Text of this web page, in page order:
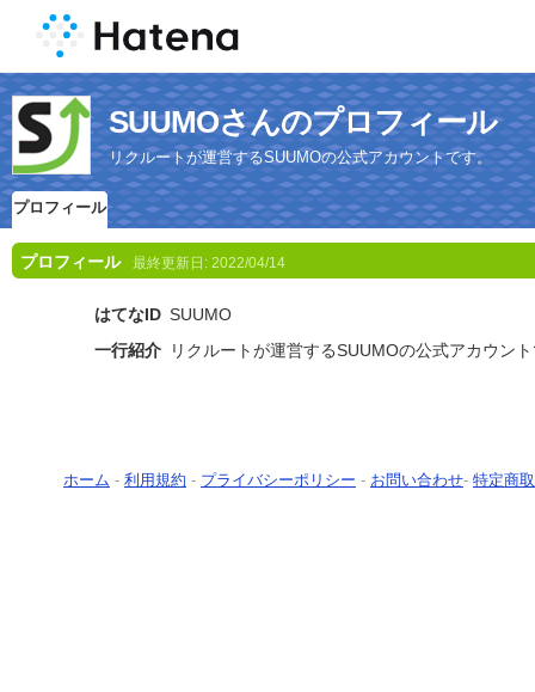
SUUMOさんのプロフィール
リクルートが運営するSUUMOの公式アカウントです。
プロフィール
プロフィール 最終更新日: 2022/04/14
はてなID SUUMO
一行紹介
リクルートが運営するSUUMOの公式アカウン
ホーム - 利用規約 - プライバシーポリシー - お問い合わせ- 特定商